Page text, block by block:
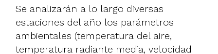
Se analizarán a lo largo diversas
estaciones del año los parámetros
ambientales (temperatura del aire,
temperatura radiante media, velocidad